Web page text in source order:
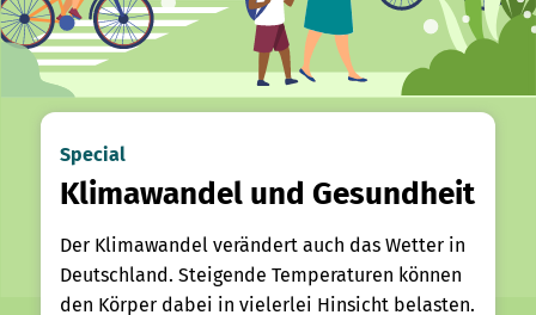
Special
Klimawandel und Gesundheit
Der Klimawandel verändert auch das Wetter in
Deutschland. Steigende Temperaturen können
den Körper dabei in vielerlei Hinsicht belasten.